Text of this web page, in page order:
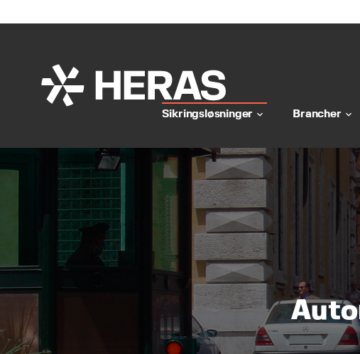
Sikringsløsninger keyboard_arrow_down Brancher keyboard_arrow_down